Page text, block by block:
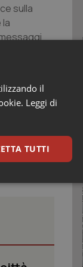
sulla
dal
ben il
Leggi di
TUTTI